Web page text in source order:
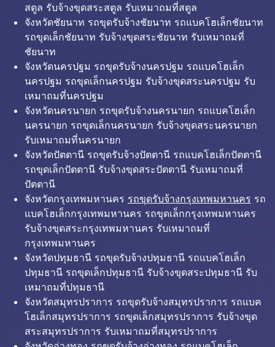
สตูล รับจ้างขุดสระสตูล รับเหมาถมที่สตูล
จังหวัดชัยนาท รถขุดรับจ้างชัยนาท รถแบคโฮเล็กชัยนาท
รถขุดเล็กชัยนาท รับจ้างขุดสระชัยนาท รับเหมาถมที่
ชัยนาท
จังหวัดนครปฐม รถขุดรับจ้างนครปฐม รถแบคโฮเล็ก
นครปฐม รถขุดเล็กนครปฐม รับจ้างขุดสระนครปฐม รับ
เหมาถมที่นครปฐม
จังหวัดนครนายก รถขุดรับจ้างนครนายก รถแบคโฮเล็ก
นครนายก รถขุดเล็กนครนายก รับจ้างขุดสระนครนายก
รับเหมาถมที่นครนายก
จังหวัดปัตตานี รถขุดรับจ้างปัตตานี รถแบคโฮเล็กปัตตานี
รถขุดเล็กปัตตานี รับจ้างขุดสระปัตตานี รับเหมาถมที่
ปัตตานี
จังหวัดกรุงเทพมหานคร รถขุดรับจ้างกรุงเทพมหานคร รถ
แบคโฮเล็กกรุงเทพมหานคร รถขุดเล็กกรุงเทพมหานคร
รับจ้างขุดสระกรุงเทพมหานคร รับเหมาถมที่
กรุงเทพมหานคร
จังหวัดปทุมธานี รถขุดรับจ้างปทุมธานี รถแบคโฮเล็ก
ปทุมธานี รถขุดเล็กปทุมธานี รับจ้างขุดสระปทุมธานี รับ
เหมาถมที่ปทุมธานี
จังหวัดสมุทรปราการ รถขุดรับจ้างสมุทรปราการ รถแบค
โฮเล็กสมุทรปราการ รถขุดเล็กสมุทรปราการ รับจ้างขุด
สระสมุทรปราการ รับเหมาถมที่สมุทรปราการ